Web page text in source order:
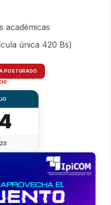
POSTGRADO
académicas
única 420 Bs)